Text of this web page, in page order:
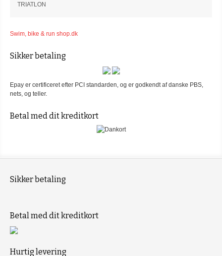
TRIATLON
Swim, bike & run shop.dk
Sikker betaling
Epay er certificeret efter PCI standarden, og er godkendt af danske PBS,
nets, og teller.
Betal med dit kreditkort
Sikker betaling
Betal med dit kreditkort
Hurtig levering